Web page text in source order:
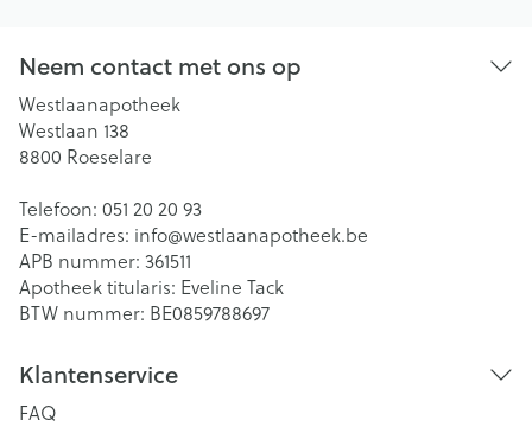
Neem contact met ons op
Westlaanapotheek
Westlaan 138
8800 Roeselare
Telefoon: 051 20 20 93
E-mailadres: info@westlaanapotheek.be
APB nummer: 361511
Apotheek titularis: Eveline Tack
BTW nummer: BE0859788697
Klantenservice
FAQ